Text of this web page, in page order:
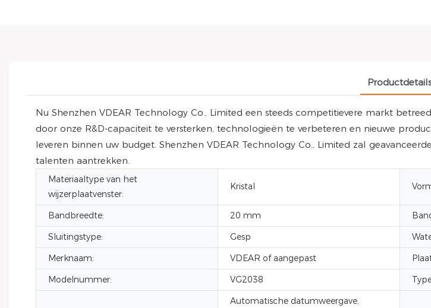
Productdetails
Nu Shenzhen VDEAR Technology Co., Limited een steeds competitievere markt
door onze R&D-capaciteit te versterken, technologieën te verbeteren en nieuwe
leveren binnen uw budget. Shenzhen VDEAR Technology Co., Limited zal
talenten aantrekken.
Materiaaltype van het
wijzerplaatvenster:
Kristal
Bandbreedte: 20 mm
Sluitingstype:
Gesp
Merknaam:
VDEAR of aangepast
Modelnummer:
VG2038
Automatische datumweergave,